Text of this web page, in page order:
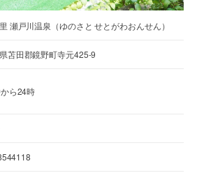
瀬戸川温泉（ゆのさと せとがわおんせん）
苫田郡鏡野町寺元425-9
ら24時